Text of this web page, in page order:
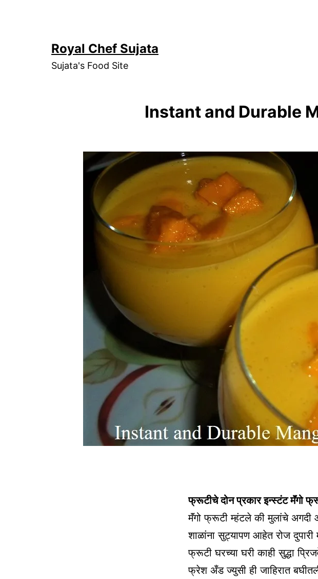
Royal Chef Sujata
Sujata's Food Site
Instant and Durable
फ्रूटीचे दोन प्रकार इन्स्टंट मॅंगो
मॅंगो फ्रूटी म्हंटले की मुलांचे
शाळांना सुट्यापण आहेत रोज
फ्रूटी घरच्या घरी काही सुद्धा
फ्रेश अँड ज्युसी ही जाहिरात